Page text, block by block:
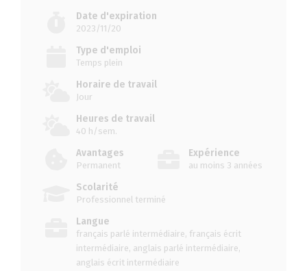
Date d'expiration
2023/11/20
Type d'emploi
Temps plein
Horaire de travail
Jour
Heures de travail
40 h/sem.
Avantages
Permanent
Expérience
au moins 3 années
Scolarité
Professionnel terminé
Langue
français parlé intermédiaire, français écrit
intermédiaire, anglais parlé intermédiaire,
anglais écrit intermédiaire